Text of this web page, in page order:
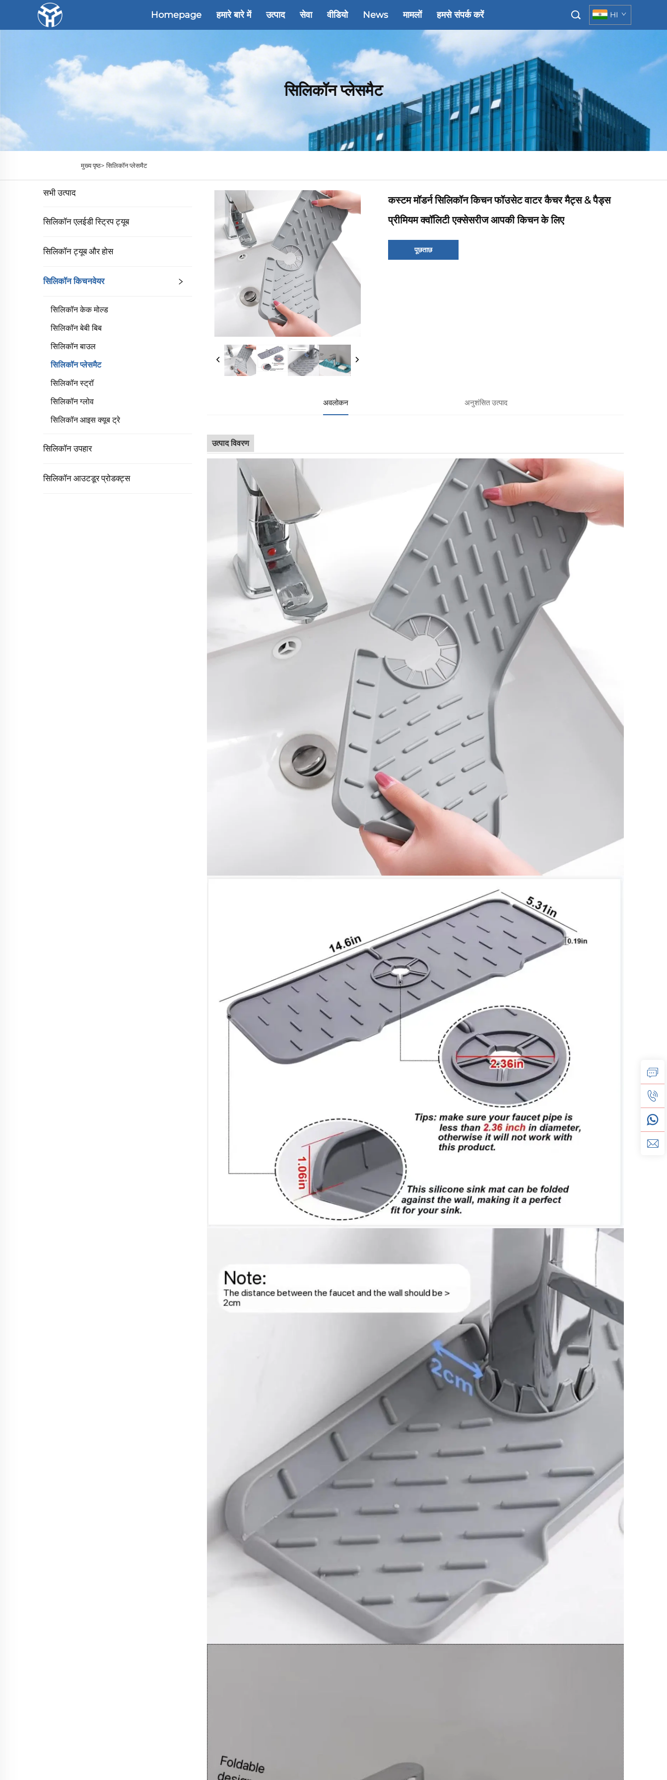
Homepage हमारे बारे में उत्पाद सेवा वीडियो News मामलों हमसे संपर्क करें HI
सिलिकॉन प्लेसमैट
मुख्य पृष्ठ> सिलिकॉन प्लेसमैट
सभी उत्पाद
सिलिकॉन एलईडी स्ट्रिप ट्यूब
सिलिकॉन ट्यूब और होस
सिलिकॉन किचनवेयर
सिलिकॉन केक मोल्ड
सिलिकॉन बेबी बिब
सिलिकॉन बाउल
सिलिकॉन प्लेसमैट
सिलिकॉन स्ट्रॉ
सिलिकॉन ग्लोव
सिलिकॉन आइस क्यूब ट्रे
सिलिकॉन उपहार
सिलिकॉन आउटडूर प्रोडक्ट्स
कस्टम मॉडर्न सिलिकॉन किचन फॉउसेट वाटर कैचर मैट्स & पैड्स
प्रीमियम क्वॉलिटी एक्सेसरीज आपकी किचन के लिए
पूछताछ
अवलोकन अनुशंसित उत्पाद
उत्पाद विवरण